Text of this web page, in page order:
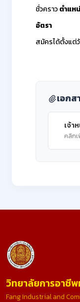
ชั่วคราวตำแห
อัตรา
สมัครได้ตั้งแต่
เอกส
เจ้า
คลิก
วิทยาลัยการอาชี
Fang Industrial and